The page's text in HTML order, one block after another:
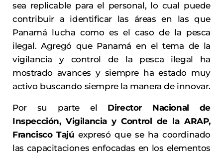
sea replicable para el personal, lo cual puede
contribuir a identificar las áreas en las que
Panamá lucha como es el caso de la pesca
ilegal. Agregó que Panamá en el tema de la
vigilancia y control de la pesca ilegal ha
mostrado avances y siempre ha estado muy
activo buscando siempre la manera de innovar.
Por su parte el Director Nacional de
Inspección, Vigilancia y Control de la ARAP,
Francisco Tajúexpresó que se ha coordinado
las capacitaciones enfocadas en los elementos